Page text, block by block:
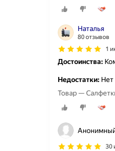
Наталья
80 отзывов
1
Достоинства:
Недостатки: Нет
Товар —
30